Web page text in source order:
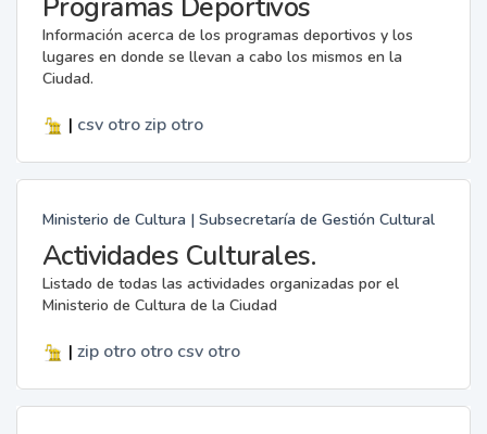
Programas Deportivos
Información acerca de los programas deportivos y los
lugares en donde se llevan a cabo los mismos en la
Ciudad.
| csv otro zip otro
Ministerio de Cultura | Subsecretaría de Gestión Cultural
Actividades Culturales.
Listado de todas las actividades organizadas por el
Ministerio de Cultura de la Ciudad
| zip otro otro csv otro